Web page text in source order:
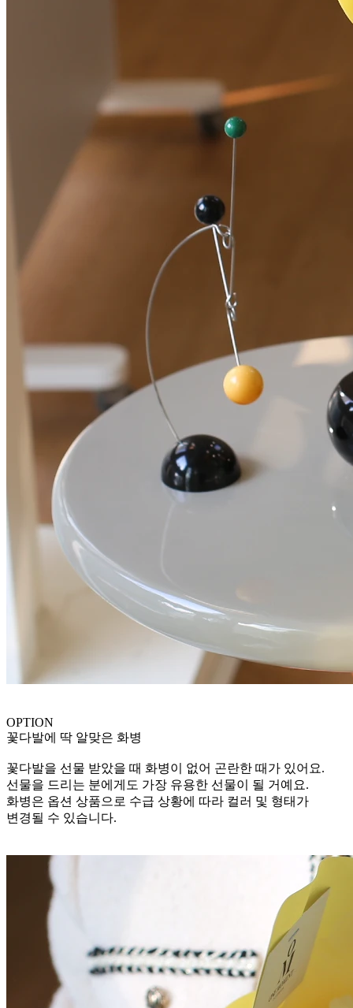
OPTION
꽃다발에 딱 알맞은 화병
꽃다발을 선물 받았을 때 화병이 없어 곤란한 때가 있어요.
선물을 드리는 분에게도 가장 유용한 선물이 될 거예요.
화병은 옵션 상품으로 수급 상황에 따라 컬러 및 형태가
변경될 수 있습니다.